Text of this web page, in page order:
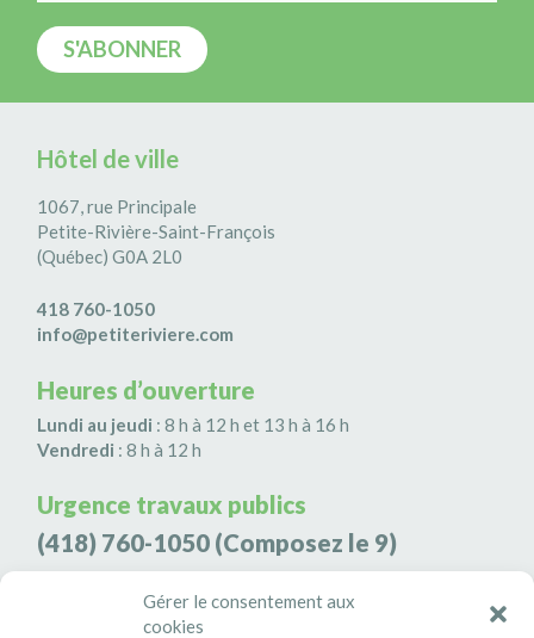
Gérer le consentement aux
cookies
Hôtel de ville
1067, rue Principale
Petite-Rivière-Saint-François
(Québec) G0A 2L0
418 760-1050
info@petiteriviere.com
Heures d’ouverture
Lundi au jeudi : 8 h à 12 h et 13 h à 16 h
Vendredi : 8 h à 12 h
Urgence travaux publics
(418) 760-1050 (Composez le 9)
Agence de sécurité S3K9
(418) 808-9566